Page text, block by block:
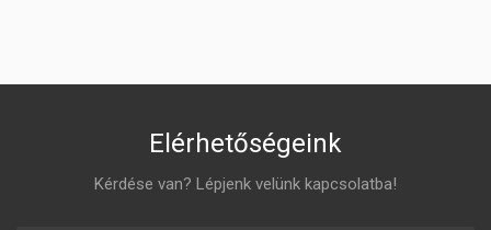
Elérhetőségeink
Kérdése van? Lépjenk velünk kapcsolatba!